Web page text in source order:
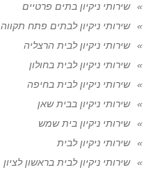
שירותי ניקיון בתים פרטיים
שירותי ניקיון לבתים פתח תקווה
שירותי ניקיון לבית הרצליה
שירותי ניקיון לבית בחולון
שירותי ניקיון לבית בחיפה
שירותי ניקיון בבית שאן
שירותי ניקיון בית שמש
שירותי ניקיון לבית
שירותי ניקיון לבית בראשון לציון